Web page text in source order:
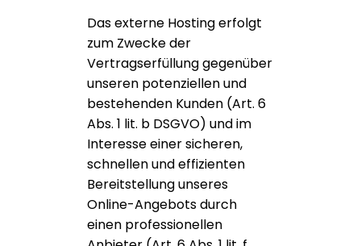
Das externe Hosting erfolgt
zum Zwecke der
Vertragserfüllung gegenüber
unseren potenziellen und
bestehenden Kunden (Art. 6
Abs. 1 lit. b DSGVO) und im
Interesse einer sicheren,
schnellen und effizienten
Bereitstellung unseres
Online-Angebots durch
einen professionellen